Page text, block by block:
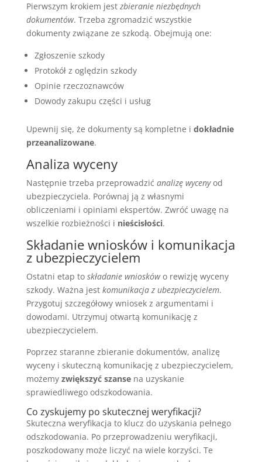
Pierwszym krokiem jest zbieranie niezbędnych
dokumentów. Trzeba zgromadzić wszystkie
dokumenty związane ze szkodą. Obejmują one:
Zgłoszenie szkody
Protokół z oględzin szkody
Opinie rzeczoznawców
Dowody zakupu części i usług
Upewnij się, że dokumenty są kompletne i dokładnie
przeanalizowane.
Analiza wyceny
Następnie trzeba przeprowadzić analizę wycenyod
ubezpieczyciela. Porównaj ją z własnymi
obliczeniami i opiniami ekspertów. Zwróć uwagę na
wszelkie rozbieżności i nieścisłości.
Składanie wniosków i komunikacja
z ubezpieczycielem
Ostatni etap to składanie wnioskówo rewizję wyceny
szkody. Ważna jest komunikacja z ubezpieczycielem.
Przygotuj szczegółowy wniosek z argumentami i
dowodami. Utrzymuj otwartą komunikację z
ubezpieczycielem.
Poprzez staranne zbieranie dokumentów, analizę
wyceny i skuteczną komunikację z ubezpieczycielem,
możemy zwiększyć szansena uzyskanie
sprawiedliwego odszkodowania.
Co zyskujemy po skutecznej weryfikacji?
Skuteczna weryfikacja to klucz do uzyskania pełnego
odszkodowania. Po przeprowadzeniu weryfikacji,
poszkodowany może liczyć na wiele korzyści. Te